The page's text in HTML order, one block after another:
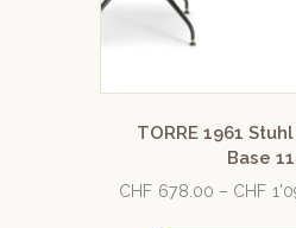
TORRE 1961
Base
CHF 678.00 – CHF